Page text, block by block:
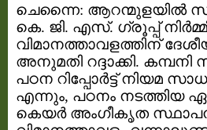
ചെന്നൈ: ആറന്മുളയിൽ
കെ. ജി. എസ്. ഗ്രൂപ്പ്
വിമാനത്താവളത്തിന്‌
അനുമതി റദ്ദാക്കി. കമ്പനി
പഠന റിപ്പോർട്ട് നിയമ
എന്നും, പഠനം
കെയർ അംഗീകൃത